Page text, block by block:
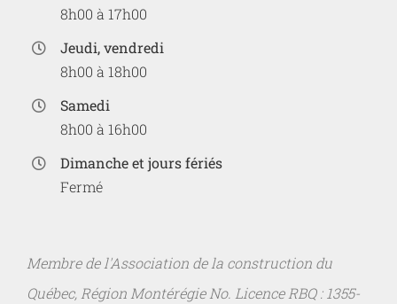
8h00 à 17h00
Jeudi, vendredi
8h00 à 18h00
Samedi
8h00 à 16h00
Dimanche et jours fériés
Fermé
Membre de l'Association de la construction du
Québec, Région Montérégie No. Licence RBQ : 1355-